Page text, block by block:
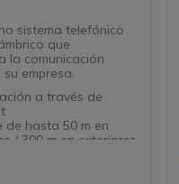
sistema telefónico
que
la comunicación
empresa.
a través de
de hasta 50 m en
/ 300 m en exteriores